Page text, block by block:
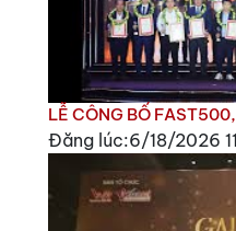
LỄ CÔNG BỐ
Đăng lúc:6/18/2026